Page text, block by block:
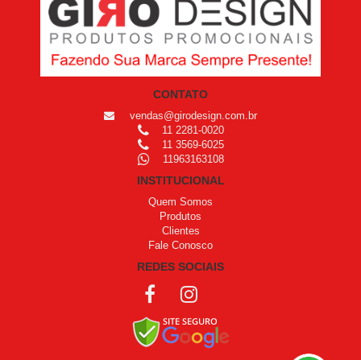
CONTATO
vendas@girodesign.com.br
11 2281-0020
11 3569-6025
11963163108
INSTITUCIONAL
Quem Somos
Produtos
Clientes
Fale Conosco
REDES SOCIAIS